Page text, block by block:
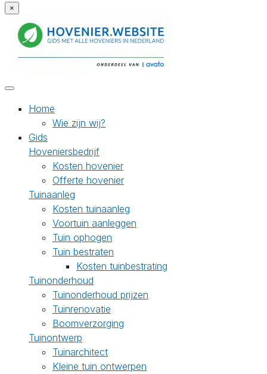
×
Home
Wie zijn wij?
Gids
Hoveniersbedrijf
Kosten hovenier
Offerte hovenier
Tuinaanleg
Kosten tuinaanleg
Voortuin aanleggen
Tuin ophogen
Tuin bestraten
Kosten tuinbestrating
Tuinonderhoud
Tuinonderhoud prijzen
Tuinrenovatie
Boomverzorging
Tuinontwerp
Tuinarchitect
Kleine tuin ontwerpen